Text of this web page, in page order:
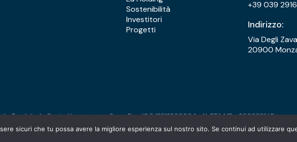
Sostenibilità
Investitori
Progetti
+39 039
Indirizzo:
Via Degli
20900
- Teodolinda Capital Investments Spa - P.iva/C.F. 12513580964 - N. REA MB - 2666891 |Privacy
sicuri che tu possa avere la migliore esperienza sul nostro sito. Se continui ad utilizzare